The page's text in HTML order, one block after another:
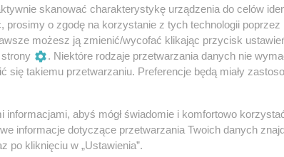
Cities, Breakbot , Busy P i Para One.
skanować charakterystykę urządzenia do celów
prosimy o zgodę na korzystanie z tych technologii poprzez
możesz ją zmienić/wycofać klikając przycisk
. Niektóre rodzaje przetwarzania danych nie
się takiemu przetwarzaniu. Preferencje będą miały
informacjami, abyś mógł świadomie i komfortowo
informacje dotyczące przetwarzania Twoich danych
po kliknięciu w „Ustawienia”.